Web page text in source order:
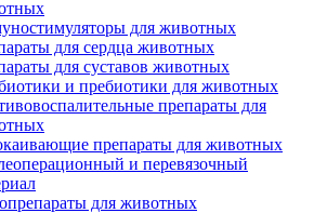
для животных
для сердца животных
для суставов животных
и пребиотики для животных
препараты для
препараты для животных
и перевязочный
для животных